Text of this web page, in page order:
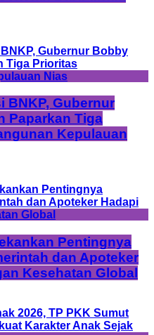
BNKP, Gubernur
Paparkan Tiga
Kepulauan
Pentingnya
dan Apoteker
Kesehatan Global